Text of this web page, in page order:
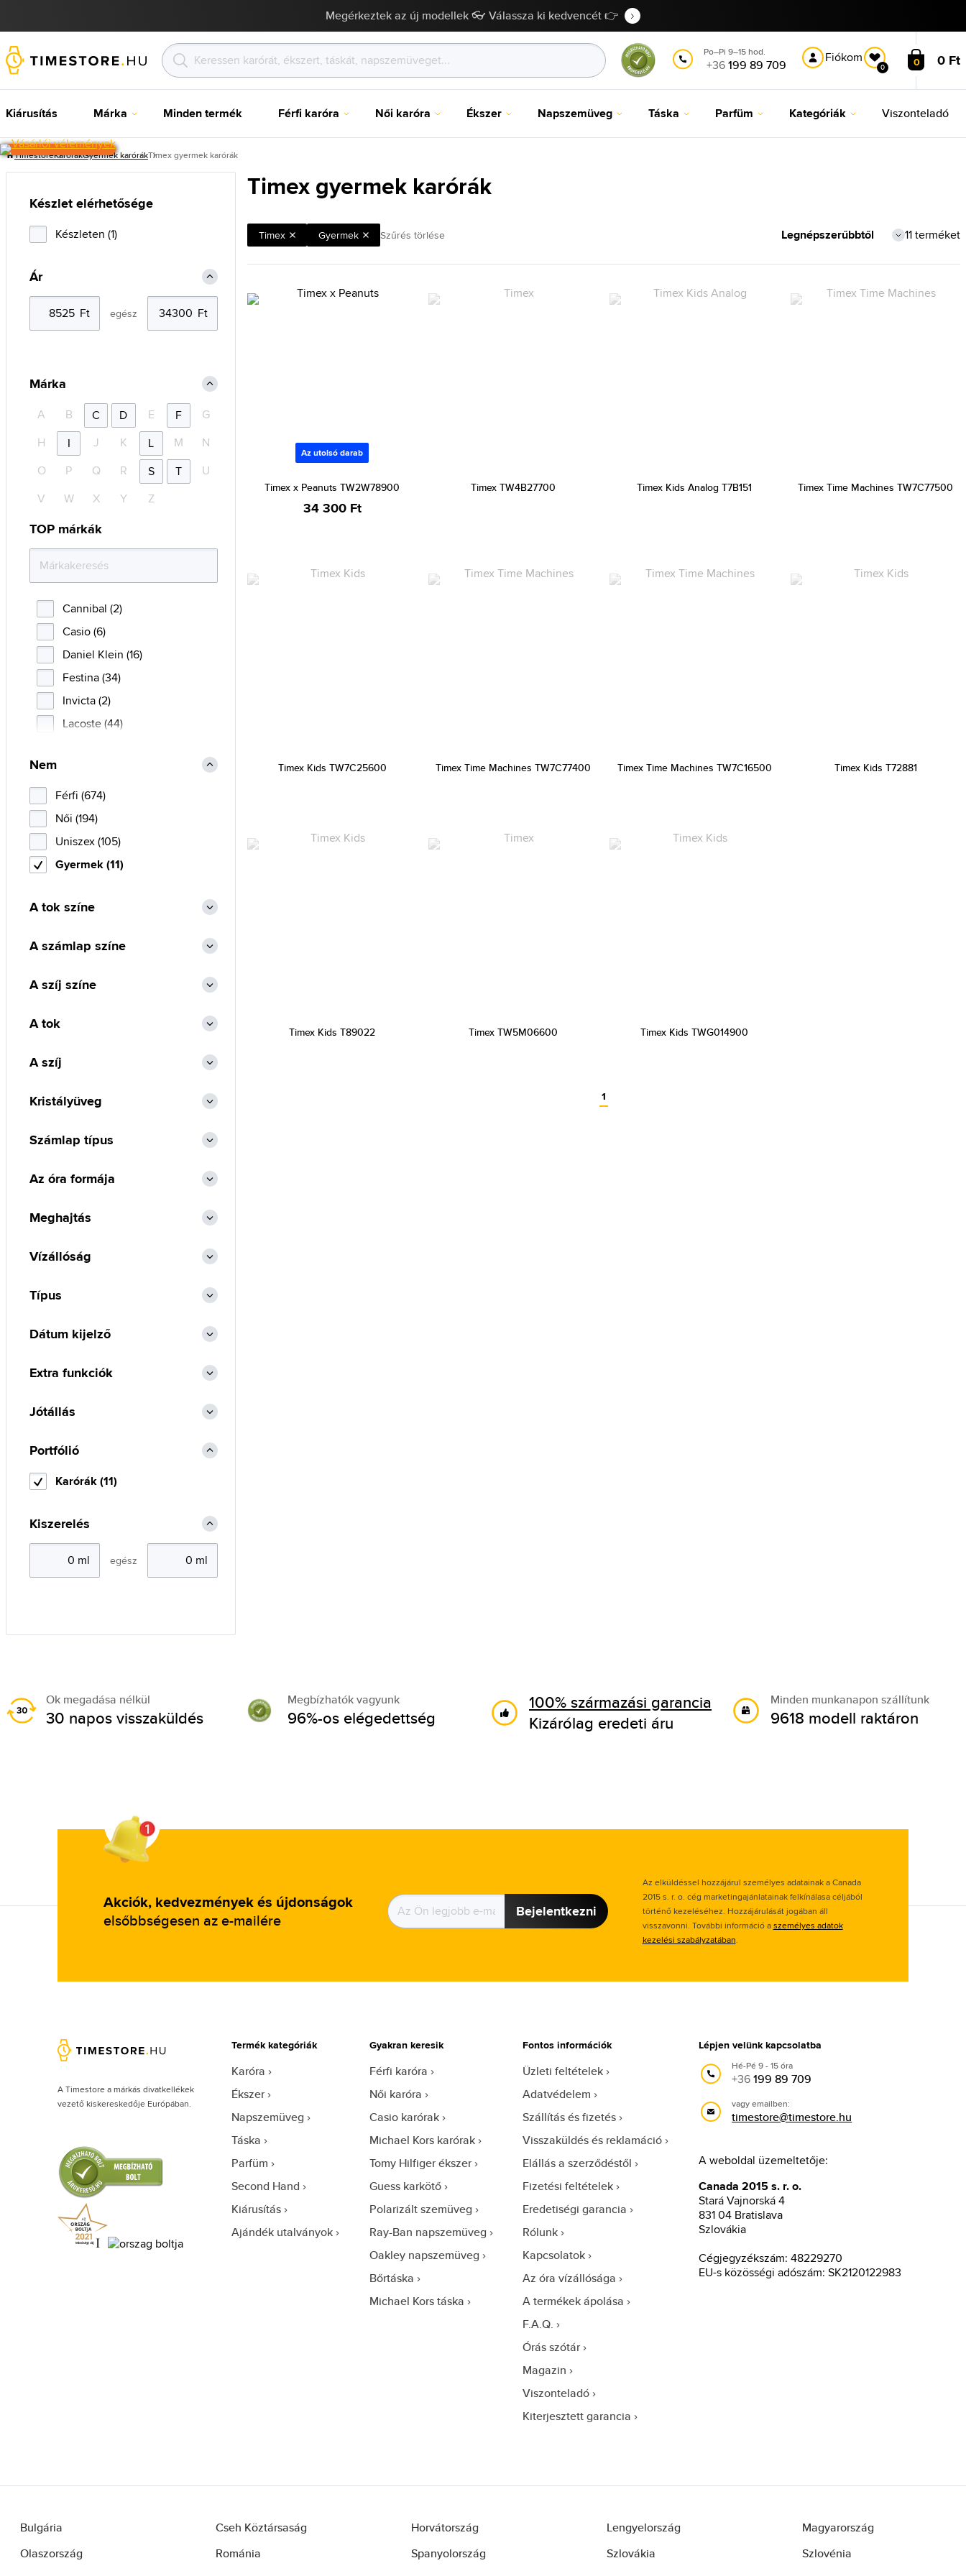
Megérkeztek az új modellek 👓 Válassza ki kedvencét 👉
Po–Pi 9–15 hod.
+36199 89 709 Fiókom
0 0 0 Ft
Kiárusítás Márka Minden termék Férfi karóra Női karóra Ékszer Napszemüveg Táska Parfüm Kategóriák Viszonteladó
TimestoreKarórakGyermek karórákTimex gyermek karórák
Timex gyermek karórák
Timex Gyermek Szűrés törlése 11 terméket
Az utolsó darab
Timex x Peanuts TW2W78900
34 300 Ft
Timex TW4B27700 Timex Kids Analog T7B151 Timex Time Machines TW7C77500
Timex Kids TW7C25600 Timex Time Machines TW7C77400 Timex Time Machines TW7C16500 Timex Kids T72881
Timex Kids T89022 Timex TW5M06600 Timex Kids TWG014900
1
Készlet elérhetősége
Készleten (1)
Ár
egész
Márka
A B C D E F
G
H
I J K L M
N
O
P Q R S T
U
V
W X Y Z
TOP márkák
Cannibal (2)
Casio (6)
Daniel Klein (16)
Festina (34)
Invicta (2)
Lacoste (44)
Timex (11)
Tommy Hilfiger (38)
Nem
Férfi (674)
Női (194)
Uniszex (105)
Gyermek (11)
A tok színe
A számlap színe
A szíj színe
A tok
A szíj
Kristályüveg
Számlap típus
Az óra formája
Meghajtás
Vízállóság
Típus
Dátum kijelző
Extra funkciók
Jótállás
Portfólió
Karórák (11)
Kiszerelés
egész
Ok megadása nélkül
30 napos visszaküldés
Megbízhatók vagyunk
96%-os elégedettség
100% származási garancia
Kizárólag eredeti áru
Minden munkanapon szállítunk
9618 modell raktáron
Akciók, kedvezmények és újdonságok
elsőbbségesen az e-mailére Bejelentkezni
Az elküldéssel hozzájárul személyes adatainak a Canada
2015 s. r. o. cég marketingajánlatainak felkínálasa céljából
történő kezeléséhez. Hozzájárulását jogában áll
visszavonni. További információ aszemélyes adatok
kezelési szabályzatában.
A Timestore a márkás divatkellékek
vezető kiskereskedője Európában.
Termék kategóriák
Karóra
Ékszer
Napszemüveg
Táska
Parfüm
Second Hand
Kiárusítás
Ajándék utalványok
Gyakran keresik
Férfi karóra
Női karóra
Casio karórak
Michael Kors karórak
Tomy Hilfiger ékszer
Guess karkötő
Polarizált szemüveg
Ray-Ban napszemüveg
Oakley napszemüveg
Bőrtáska
Michael Kors táska
Fontos információk
Üzleti feltételek
Adatvédelem
Szállítás és fizetés
Visszaküldés és reklamáció
Elállás a szerződéstől
Fizetési feltételek
Eredetiségi garancia
Rólunk
Kapcsolatok
Az óra vízállósága
A termékek ápolása
F.A.Q.
Órás szótár
Magazin
Viszonteladó
Kiterjesztett garancia
Lépjen velünk kapcsolatba
Hé-Pé 9 - 15 óra
+36199 89 709
vagy emailben:
timestore@timestore.hu
A weboldal üzemeltetője:
Canada 2015 s. r. o.
Stará Vajnorská 4
831 04 Bratislava
Szlovákia
Cégjegyzékszám: 48229270
EU-s közösségi adószám: SK2120122983
Bulgária Cseh Köztársaság Horvátország Lengyelország
Magyarország
Olaszország
Románia Spanyolország Szlovákia Szlovénia